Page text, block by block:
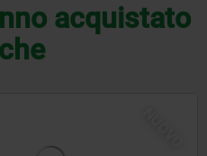
acquistato